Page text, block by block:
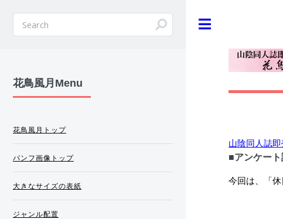
山陰同人誌
■アンケー
今回は、「
花鳥風月Menu
花鳥風月トップ
パンフ画像トップ
大きなサイズの表紙
ジャンル配置
Toggle